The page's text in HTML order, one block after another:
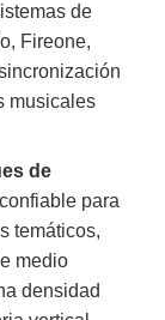
de
Fireone,
musicales
de
para
temáticos,
medio
densidad